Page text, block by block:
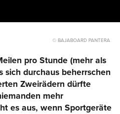
© BAJABOARD PANTERA
pro Stunde (mehr als
sich durchaus beherrschen
Zweirädern dürfte
mehr
es aus, wenn Sportgeräte